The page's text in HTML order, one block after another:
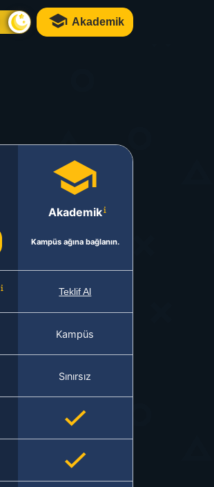
Akademik
Akademik
Kampüs ağına bağlanın.
Teklif Al
Kampüs
Sınırsız